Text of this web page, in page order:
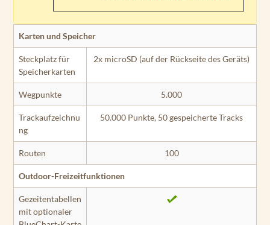
Karten und Speicher
Steckplatz für
Speicherkarten
2x microSD (auf der Rückseite des Geräts)
Wegpunkte 5.000
Trackaufzeichnu
ng
50.000 Punkte, 50 gespeicherte Tracks
Routen 100
Outdoor-Freizeitfunktionen
Gezeitentabellen
mit optionaler